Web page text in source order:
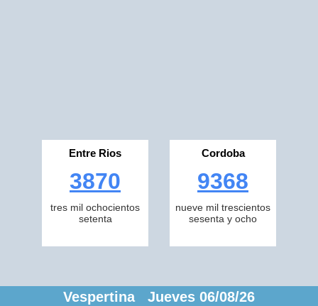
Entre Rios
3870
tres mil ochocientos
setenta
Cordoba
9368
nueve mil trescientos
sesenta y ocho
Vespertina Jueves 06/08/26